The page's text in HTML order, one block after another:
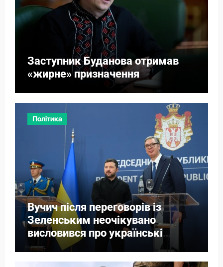
Заступник Буданова отримав
«жирне» призначення
Політика
Вучич після переговорів із
Зеленським неочікувано
висловився про українські
території